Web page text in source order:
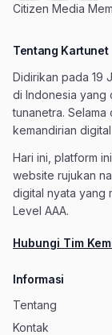
Citizen Media
Tentang Kartunet
Didirikan pada 19
di Indonesia yang
tunanetra.
kemandirian
Hari ini, platform
website rujukan
digital nyata yang
Level AAA.
Hubungi Tim
Informasi
Tentang
Kontak